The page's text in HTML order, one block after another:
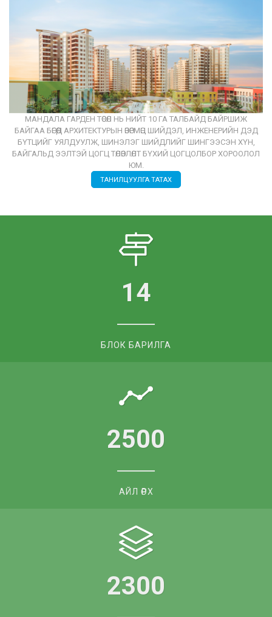
МАНДАЛА ГАРДЕН ТӨСӨЛ НЬ НИЙТ 10 ГА ТАЛБАЙД БАЙРШИЖ
БАЙГАА БӨГӨӨД АРХИТЕКТУРЫН ӨВӨРМӨЦ ШИЙДЭЛ, ИНЖЕНЕРИЙН ДЭД
БҮТЦИЙГ УЯЛДУУЛЖ, ШИНЭЛЭГ ШИЙДЛИЙГ ШИНГЭЭСЭН ХҮН,
БАЙГАЛЬД ЭЭЛТЭЙ ЦОГЦ ТӨЛӨВЛӨЛТ БҮХИЙ ЦОГЦОЛБОР ХОРООЛОЛ
ЮМ.
ТАНИЛЦУУЛГА ТАТАХ
14
БЛОК БАРИЛГА​
2500
АЙЛ ӨРХ​
2300